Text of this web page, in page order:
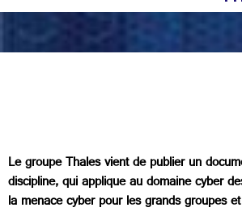
Le groupe Thales vient de publier un
discipline, qui applique au domaine cyber
la menace cyber pour les grands groupes